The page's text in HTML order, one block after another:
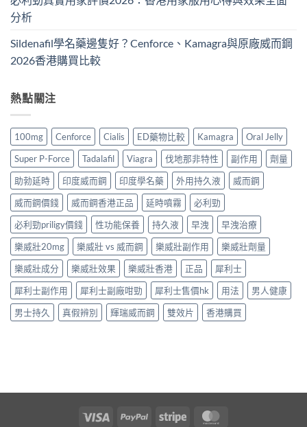
分析
Sildenafil學名藥邊隻好？Cenforce、Kamagra與原廠威而鋼
2026香港購買比較
熱點關注
100mg Cenforce Cialis ED藥物比較 Kamagra
Oral Jelly
Super P-Force
Tadalafil Viagra 伐地那非特性 副作用
劑量
助勃延時
印度威而鋼 印度學名藥 外用持久液
威而鋼
威而鋼價錢
威而鋼香港正品 延時噴霧
必利勁
必利勁priligy價錢
性功能保養 持久液 早洩
早洩治療
樂威壯20mg
樂威壯 vs 威而鋼 樂威壯副作用
樂威壯劑量
樂威壯成分
樂威壯效果 樂威壯香港 正品
犀利士
犀利士副作用
犀利士副廠咁勁 犀利士售價hk 用法
男人健康
男士持久
真假辨別 輝瑞威而鋼 雙效片 香港購買
Visa PayPal Stripe